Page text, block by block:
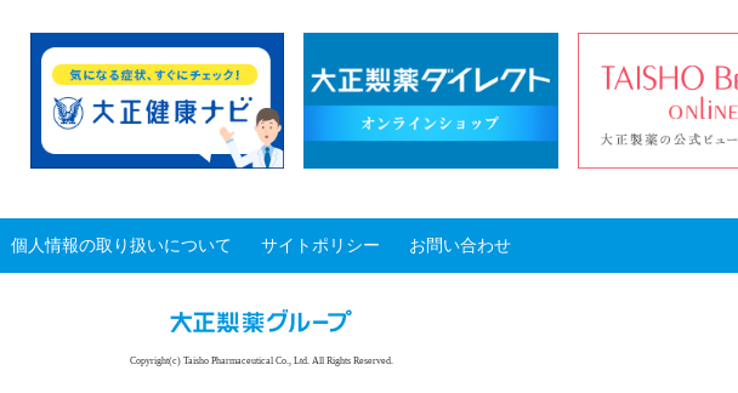
個人情報の取り扱いについて サイトポリシー お問い合わせ
Copyright(c) Taisho Pharmaceutical Co., Ltd. All Rights Reserved.